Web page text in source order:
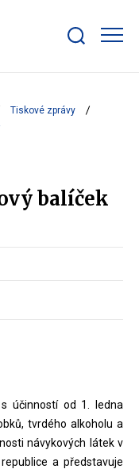
bar
Tiskové zprávy
balíček
účinností od 1. ledna
tvrdého alkoholu a
návykových látek v
a představuje